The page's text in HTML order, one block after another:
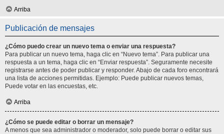
Arriba
Publicación de mensajes
¿Cómo puedo crear un nuevo tema o enviar una respuesta?
Para publicar un nuevo tema, haga clic en “Nuevo tema”. Para publicar una
respuesta a un tema, haga clic en “Enviar respuesta”. Seguramente necesite
registrarse antes de poder publicar y responder. Abajo de cada foro encontrará
una lista de acciones permitidas. Ejemplo: Puede publicar nuevos temas,
Puede votar en las encuestas, etc.
Arriba
¿Cómo se puede editar o borrar un mensaje?
A menos que sea administrador o moderador, solo puede borrar o editar sus